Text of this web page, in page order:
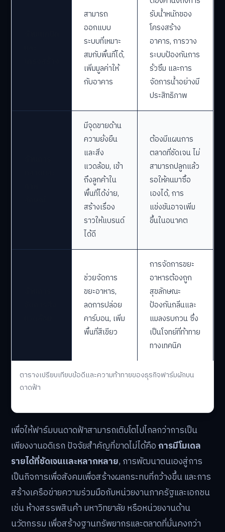
ตารางเปรียบเทียบข้อดีและความท้าทายของธุรกิจฟาร์มผักบน
ดาดฟ้า
สามารถ
ออกแบบ
ระบบที่เหมาะ
สมกับพื้นที่ได้,
เพิ่มมูลค่าให้
กับอาคาร
รับน้ำหนักของ
โครงสร้าง
อาคาร, การวาง
ระบบป้องกันการ
รั่วซึม และการ
จัดการน้ำอย่างมี
ประสิทธิภาพ
มีจุดขายด้าน
ความยั่งยืน
และสิ่ง
แวดล้อม, เข้า
ถึงลูกค้าใน
พื้นที่ได้ง่าย,
สร้างเรื่อง
ราวให้แบรนด์
ได้ดี
ต้องมีแผนการ
ตลาดที่ชัดเจน ไม่
สามารถปลูกแล้ว
รอให้คนมาซื้อ
เองได้, การ
แข่งขันอาจเพิ่ม
ขึ้นในอนาคต
ช่วยจัดการ
ขยะอาหาร,
ลดการปล่อย
คาร์บอน, เพิ่ม
พื้นที่สีเขียว
การจัดการขยะ
อาหารต้องถูก
สุขลักษณะ
ป้องกันกลิ่นและ
แมลงรบกวน ซึ่ง
เป็นโจทย์ที่ท้าทาย
ทางเทคนิค
เพื่อให้ฟาร์มบนดาดฟ้าสามารถเติบโตไปไกลกว่าการเป็น
เพียงงานอดิเรก ปัจจัยสำคัญที่ขาดไม่ได้คือการมีโมเดล
รายได้ที่ชัดเจนและหลากหลาย, การพัฒนาตนเองสู่การ
เป็นกิจการเพื่อสังคมเพื่อสร้างผลกระทบที่กว้างขึ้น และการ
สร้างเครือข่ายความร่วมมือกับหน่วยงานภาครัฐและเอกชน
เช่น ห้างสรรพสินค้า มหาวิทยาลัย หรือหน่วยงานด้าน
นวัตกรรม เพื่อสร้างฐานทรัพยากรและตลาดที่มั่นคงกว่า